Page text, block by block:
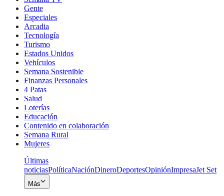
Gente
Especiales
Arcadia
Tecnología
Turismo
Estados Unidos
Vehículos
Semana Sostenible
Finanzas Personales
4 Patas
Salud
Loterías
Educación
Contenido en colaboración
Semana Rural
Mujeres
Últimas
noticiasPolíticaNaciónDineroDeportesOpiniónImpresaJet Set
Más